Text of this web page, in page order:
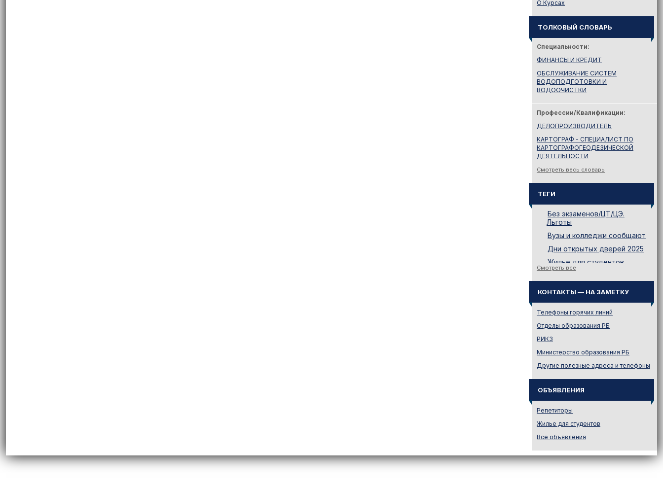
О Курсах
ТОЛКОВЫЙ СЛОВАРЬ
Специальности:
ФИНАНСЫ И КРЕДИТ
ОБСЛУЖИВАНИЕ СИСТЕМ
ВОДОПОДГОТОВКИ И
ВОДООЧИСТКИ
Профессии/Квалификации:
ДЕЛОПРОИЗВОДИТЕЛЬ
КАРТОГРАФ - СПЕЦИАЛИСТ ПО
КАРТОГРАФОГЕОДЕЗИЧЕСКОЙ
ДЕЯТЕЛЬНОСТИ
Смотреть весь словарь
ТЕГИ
Без экзаменов/ЦТ/ЦЭ.
Льготы
Вузы и колледжи сообщают
Дни открытых дверей 2025
Жилье для студентов
Иностранному абитуриенту
Куда поступать на твою
специальность?
Куда поступать? — Это надо
только
Подготовительные курсы
Подготовка к ЦЭ и ЦТ.
Репетиторы
Поступление в вузы
Поступление в колледжи
Профориентация
Проходные баллы в вузах
Беларуси
Распределение
Смотреть все
КОНТАКТЫ — НА ЗАМЕТКУ
Телефоны горячих линий
Отделы образования РБ
РИКЗ
Министерство образования РБ
Другие полезные адреса и телефоны
ОБЪЯВЛЕНИЯ
Репетиторы
Жилье для студентов
Все объявления